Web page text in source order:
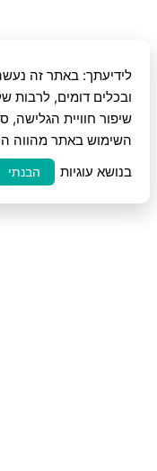
ובכלים דומים, לרבות
שיפור חוויית
השימוש באתר מהווה
בנושא עוגיות
הבנתי